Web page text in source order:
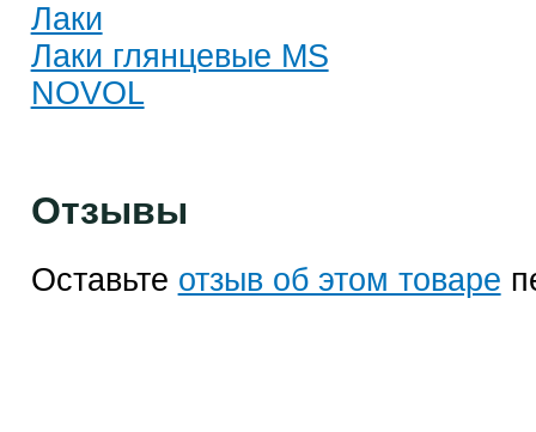
Лаки
Лаки глянцевые MS
NOVOL
Отзывы
Оставьте отзыв об этом товаре